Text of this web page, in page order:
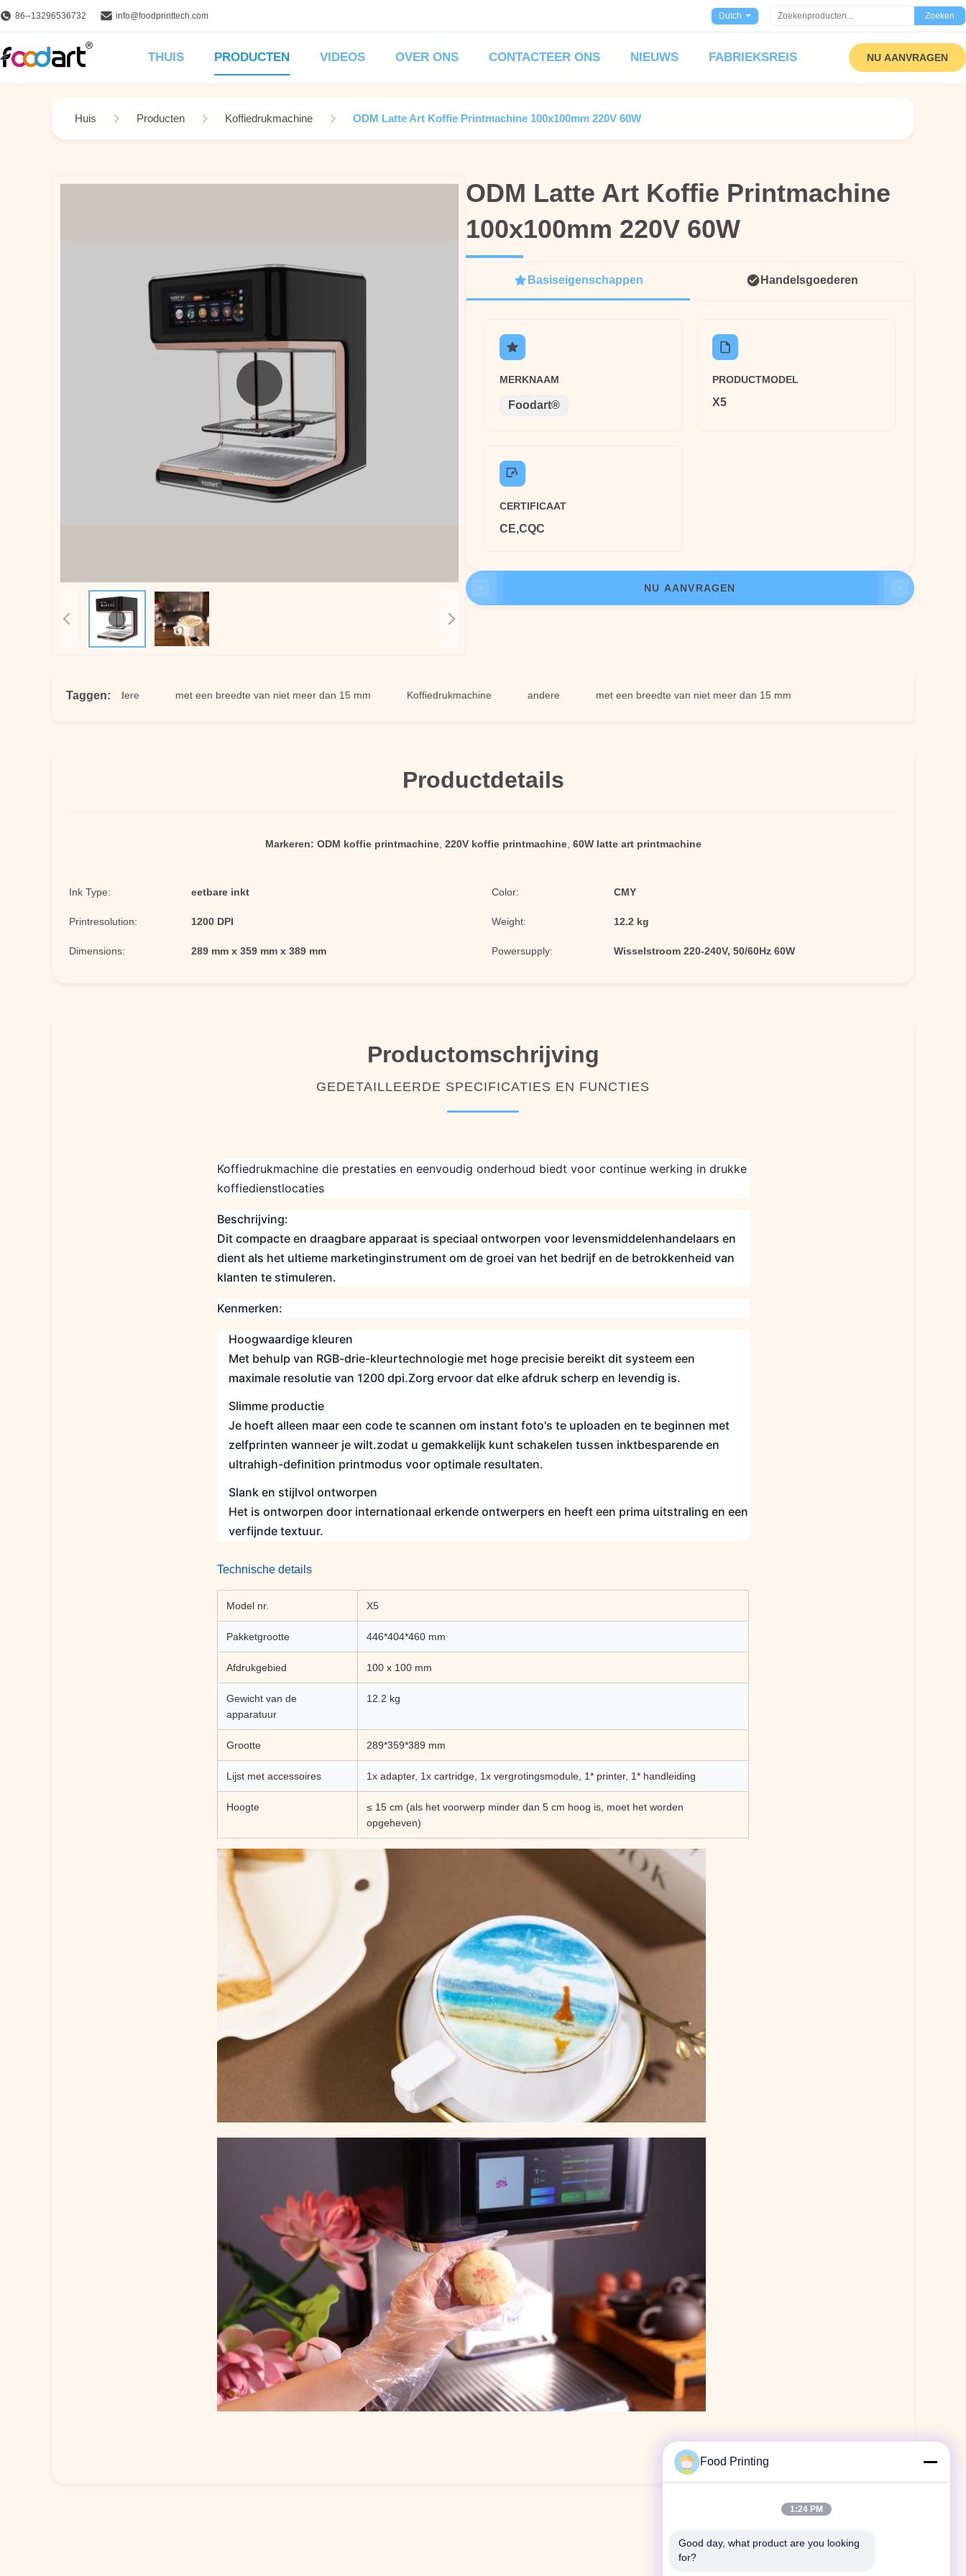
86--13296536732 info@foodprinttech.com Dutch Zoeken
THUIS PRODUCTEN VIDEOS OVER ONS CONTACTEER ONS NIEUWS FABRIEKSREIS NU AANVRAGEN
Huis Producten Koffiedrukmachine ODM Latte Art Koffie Printmachine 100x100mm 220V 60W
ODM Latte Art Koffie Printmachine
100x100mm 220V 60W
ODM Latte Art Koffie Printmachine
100x100mm 220V 60W
Basiseigenschappen Handelsgoederen
MERKNAAM
Foodart®
PRODUCTMODEL
X5
CERTIFICAAT
CE,CQC
NU AANVRAGEN
Taggen:
andere met een breedte van niet meer dan 15 mm Koffiedrukmachine andere met een breedte van niet meer dan 15 mm
Productdetails
Markeren: ODM koffie printmachine, 220V koffie printmachine, 60W latte art printmachine
Ink Type: eetbare inkt Color: CMY
Printresolution: 1200 DPI Weight: 12.2 kg
Dimensions: 289 mm x 359 mm x 389 mm Powersupply: Wisselstroom 220-240V, 50/60Hz 60W
Productomschrijving
GEDETAILLEERDE SPECIFICATIES EN FUNCTIES
Koffiedrukmachine die prestaties en eenvoudig onderhoud biedt voor continue werking in drukke
koffiedienstlocaties
Beschrijving:
Dit compacte en draagbare apparaat is speciaal ontworpen voor levensmiddelenhandelaars en
dient als het ultieme marketinginstrument om de groei van het bedrijf en de betrokkenheid van
klanten te stimuleren.
Kenmerken:
Hoogwaardige kleuren
Met behulp van RGB-drie-kleurtechnologie met hoge precisie bereikt dit systeem een
maximale resolutie van 1200 dpi.Zorg ervoor dat elke afdruk scherp en levendig is.
Slimme productie
Je hoeft alleen maar een code te scannen om instant foto's te uploaden en te beginnen met
zelfprinten wanneer je wilt.zodat u gemakkelijk kunt schakelen tussen inktbesparende en
ultrahigh-definition printmodus voor optimale resultaten.
Slank en stijlvol ontworpen
Het is ontworpen door internationaal erkende ontwerpers en heeft een prima uitstraling en een
verfijnde textuur.
Technische details
Model nr. X5
Pakketgrootte 446*404*460 mm
Afdrukgebied 100 x 100 mm
Gewicht van de
apparatuur
12.2 kg
Grootte 289*359*389 mm
Lijst met accessoires 1x adapter, 1x cartridge, 1x vergrotingsmodule, 1* printer, 1* handleiding
Hoogte
≤ 15 cm (als het voorwerp minder dan 5 cm hoog is, moet het worden
opgeheven)
Food Printing
1:24 PM
Good day, what product are you looking
for?